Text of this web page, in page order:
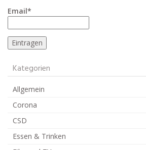
Email*
Kategorien
Allgemein
Corona
CSD
Essen & Trinken